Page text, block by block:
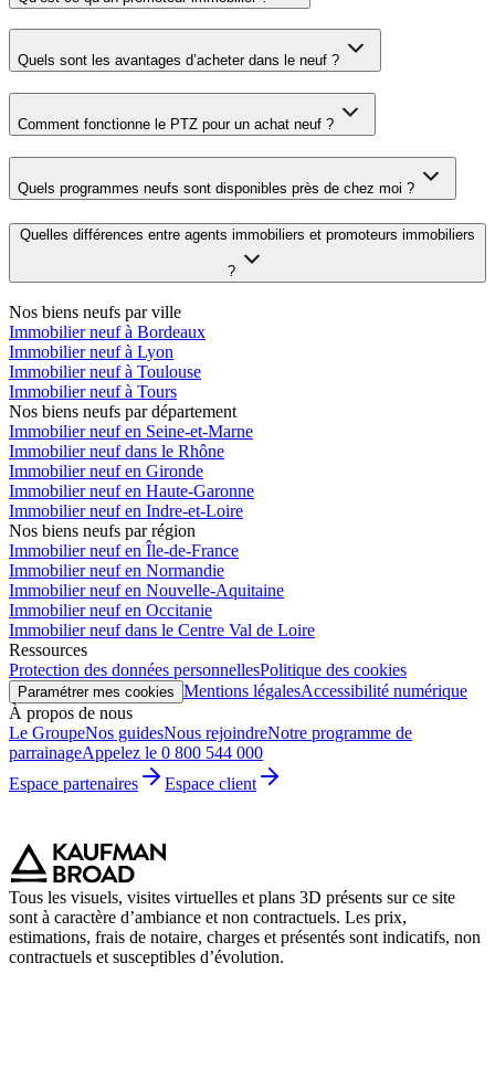
Quels sont les avantages d’acheter dans le neuf ?
Comment fonctionne le PTZ pour un achat neuf ?
Quels programmes neufs sont disponibles près de chez moi ?
Quelles différences entre agents immobiliers et promoteurs immobiliers
?
Nos biens neufs par ville
Immobilier neuf à Bordeaux
Immobilier neuf à Lyon
Immobilier neuf à Toulouse
Immobilier neuf à Tours
Nos biens neufs par département
Immobilier neuf en Seine-et-Marne
Immobilier neuf dans le Rhône
Immobilier neuf en Gironde
Immobilier neuf en Haute-Garonne
Immobilier neuf en Indre-et-Loire
Nos biens neufs par région
Immobilier neuf en Île-de-France
Immobilier neuf en Normandie
Immobilier neuf en Nouvelle-Aquitaine
Immobilier neuf en Occitanie
Immobilier neuf dans le Centre Val de Loire
Ressources
Protection des données personnellesPolitique des cookies
Paramétrer mes cookies Mentions légalesAccessibilité numérique
À propos de nous
Le GroupeNos guidesNous rejoindreNotre programme de
parrainageAppelez le 0 800 544 000
Espace partenaires
Espace client
Tous les visuels, visites virtuelles et plans 3D présents sur ce site
sont à caractère d’ambiance et non contractuels. Les prix,
estimations, frais de notaire, charges et présentés sont indicatifs, non
contractuels et susceptibles d’évolution.